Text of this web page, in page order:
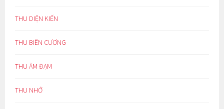
THU DIỆN KIẾN
THU BIÊN CƯƠNG
THU ẢM ĐẠM
THU NHỚ